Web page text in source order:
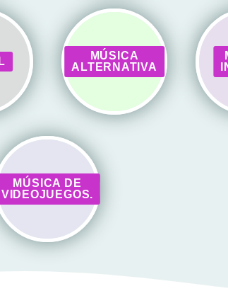
MÚSICA
ALTERNATIVA
MÚSICA DE
VIDEOJUEGOS.